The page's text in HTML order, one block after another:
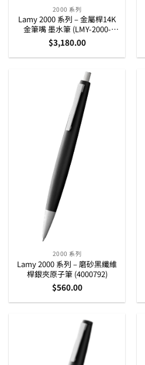
2000 系列
Lamy 2000 系列 – 金屬桿14K
金筆嘴 墨水筆 (LMY-2000-
MTL-CT-F)
$3,180.00
2000 系列
Lamy 2000 系列 – 磨砂黑纖維
桿銀夾原子筆 (4000792)
$560.00